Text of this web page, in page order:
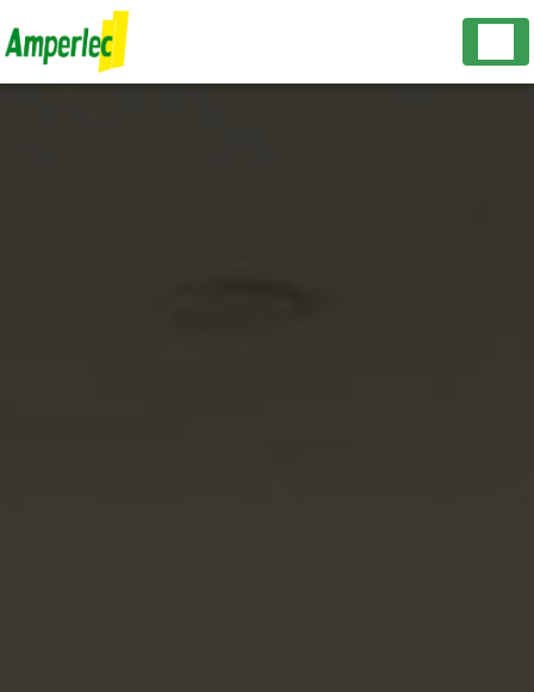
Panneau de gestion des cookies